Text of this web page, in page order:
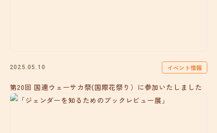
2025.05.10 イベント情報
第20回 国連ウェーサカ祭(国際花祭り）に参加いたしました